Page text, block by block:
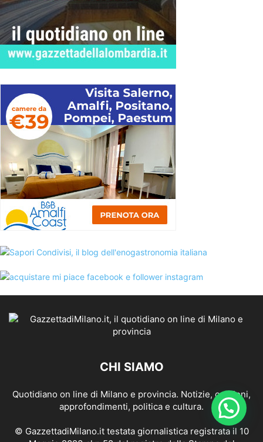
CHI SIAMO
Quotidiano on line di Milano e provincia. Notizie, opinioni,
approfondimenti, politica e cultura.
© GazzettadiMilano.it testata giornalistica registrata il 10